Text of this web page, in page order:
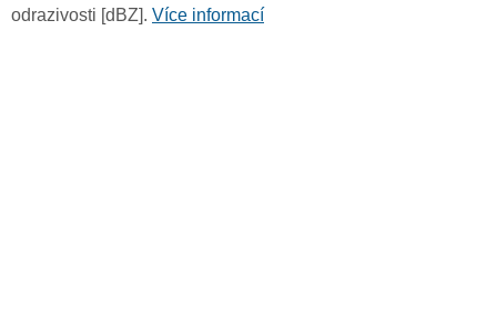
odrazivosti [dBZ]. Více informací